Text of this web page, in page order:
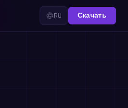
RU Скачать